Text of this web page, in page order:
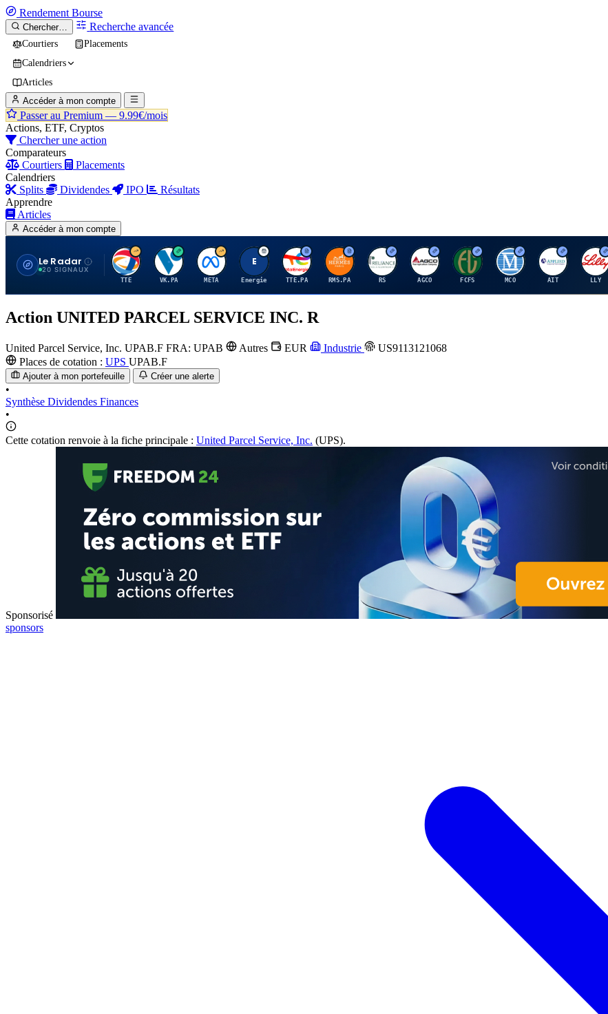
Rendement Bourse
Chercher… Recherche avancée
Courtiers
Placements
Calendriers
Articles
Accéder à mon compte
Passer au Premium — 9.99€/mois
Actions, ETF, Cryptos
Chercher une action
Comparateurs
Courtiers
Placements
Calendriers
Splits
Dividendes IPO
Résultats
Apprendre
Articles
Accéder à mon compte
Le Radar
20 SIGNAUX
T
TTE
V
VK.PA
M
META
E
Energie
T
TTE.PA
H
RMS.PA
R
RS
A
AGCO
F
FCFS
M
MCO
A
AIT
E
LLY
Action UNITED PARCEL SERVICE INC. R
United Parcel Service, Inc. UPAB.F FRA: UPAB Autres EUR Industrie
US9113121068
Places de cotation : UPS UPAB.F
Ajouter à mon portefeuille Créer une alerte
•
Synthèse Dividendes Finances
•
Cette cotation renvoie à la fiche principale : United Parcel Service, Inc. (UPS).
Sponsorisé
sponsors